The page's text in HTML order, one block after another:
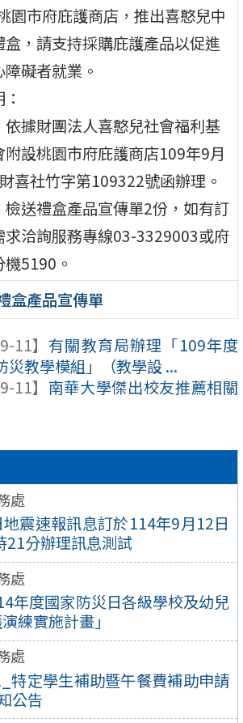
處
震速報訊息訂於114年9月12日
21分辦理訊息測試
處
年度國家防災日各級學校及幼兒
練實施計畫」
處
特定學生補助暨午餐費補助申請
公告
園市府庇護商店，推出喜憨兒中
盒，請支持採購庇護產品以促進
障礙者就業。
依據財團法人喜憨兒社會福利基
附設桃園市府庇護商店109年9月
喜社竹字第109322號函辦理。
檢送禮盒產品宣傳單2份，如有訂
求洽詢服務專線03-3329003或府
機5190。
盒產品宣傳單
11】 有關教育局辦理「109年度
災教學模組」（教學設 ...
11】 南華大學傑出校友推薦相關